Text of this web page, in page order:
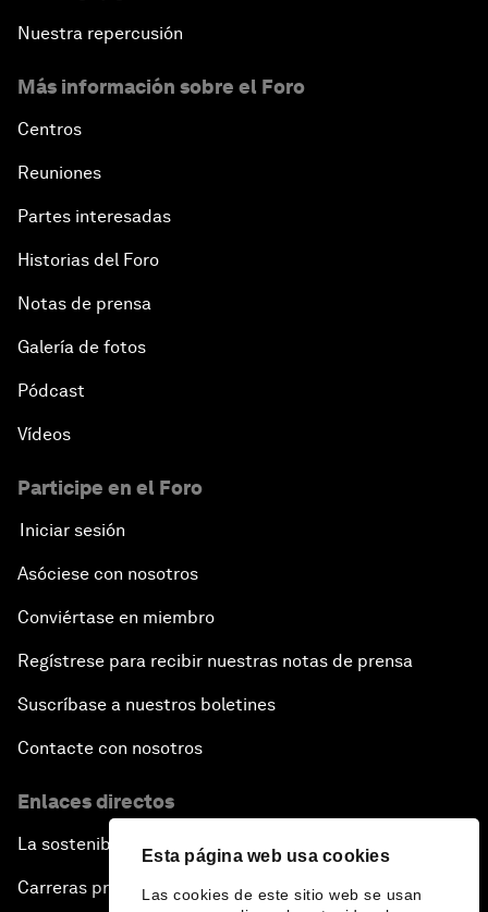
Esta página web usa cookies
Las cookies de este sitio web se usan
Nuestra repercusión
Más información sobre el Foro
Centros
Reuniones
Partes interesadas
Historias del Foro
Notas de prensa
Galería de fotos
Pódcast
Vídeos
Participe en el Foro
Iniciar sesión
Asóciese con nosotros
Conviértase en miembro
Regístrese para recibir nuestras notas de prensa
Suscríbase a nuestros boletines
Contacte con nosotros
Enlaces directos
La sostenibilidad en el Foro
Carreras profesionales